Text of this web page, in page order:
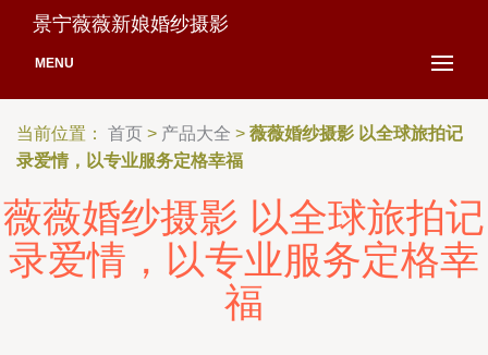
景宁薇薇新娘婚纱摄影
MENU
当前位置： 首页 > 产品大全 > 薇薇婚纱摄影 以全球旅拍记
录爱情，以专业服务定格幸福
薇薇婚纱摄影 以全球旅拍记
录爱情，以专业服务定格幸
福